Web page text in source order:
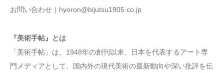
お問い合わせ｜hyoron@bijutsu1905.co.jp
『美術手帖』とは
「美術手帖」は、1948年の創刊以来、日本を代表するアート専
門メディアとして、国内外の現代美術の最新動向や深い批評を伝